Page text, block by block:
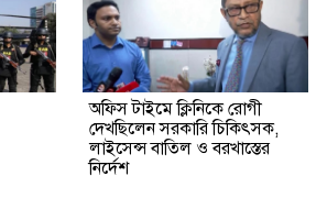
অফিস টাইমে ক্লিনিকে রোগী
দেখছিলেন সরকারি চিকিৎসক,
লাইসেন্স বাতিল ও বরখাস্তের
নির্দেশ